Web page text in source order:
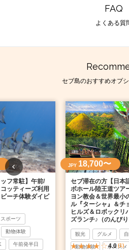
FAQ
よくある質
セブ島のおすすめオプ
フ常駐】午前/
ッティーズ利用
ーチ体験ダイビ
スポーツ
動物体験
午前発半日
JPY 18,700〜
セブ滞在の方【日本
ボホール陸王道ツア
ヨン教会＆世界最小
ル『ターシャ』＆チ
ヒルズ＆ロボックリ
ズランチ♪（のんびり
観光 グルメ
動物体験 オススメ
4.0(1)